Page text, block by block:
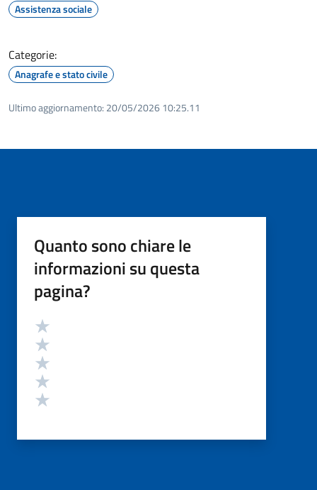
Assistenza sociale
Categorie:
Anagrafe e stato civile
Ultimo aggiornamento: 20/05/2026 10:25.11
Quanto sono chiare le
informazioni su questa
pagina?
Valutazione